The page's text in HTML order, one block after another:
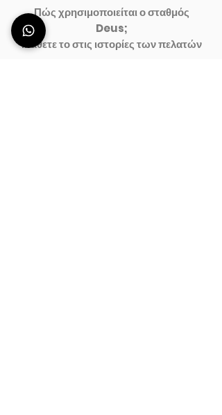
Πώς χρησιμοποιείται ο σταθμός
Deus;
Μάθετε το στις ιστορίες των πελατών